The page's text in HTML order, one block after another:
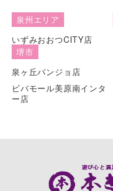
泉州エリア
いずみおおつCITY店
堺市
泉ヶ丘パンジョ店
ビバモール美原南インタ
ー店